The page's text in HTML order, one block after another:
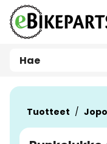
Siirry
Tuotteet